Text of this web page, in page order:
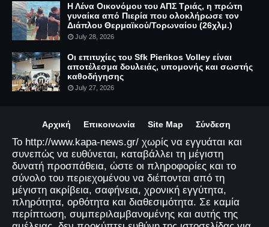
Η Λένα Οικονόμου του ΑΠΣ Τριάς, η πρώτη
γυναίκα από Πιερία που ολοκλήρωσε τον
Διάπλου Θερμαϊκού/Τορωναίου (26χλμ.)
July 28, 2026
Οι επιτυχίες του Sfk Pierikos Volley είναι
αποτέλεσμα δουλειάς, υπομονής και σωστής
καθοδήγησης
July 27, 2026
Αρχική Επικοινωνία Site Map Σύνδεση
Το http://www.kapa-news.gr/ χωρίς να εγγυάται και
συνεπώς να ευθύνεται, καταβάλλει τη μέγιστη
δυνατή προσπάθεια, ώστε οι πληροφορίες και το
σύνολο του περιεχομένου να διέπονται από τη
μέγιστη ακρίβεια, σαφήνεια, χρονική εγγύτητα,
πληρότητα, ορθότητα και διαθεσιμότητα. Σε καμία
περίπτωση, συμπεριλαμβανομένης και αυτής της